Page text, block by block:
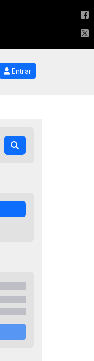
Entrar